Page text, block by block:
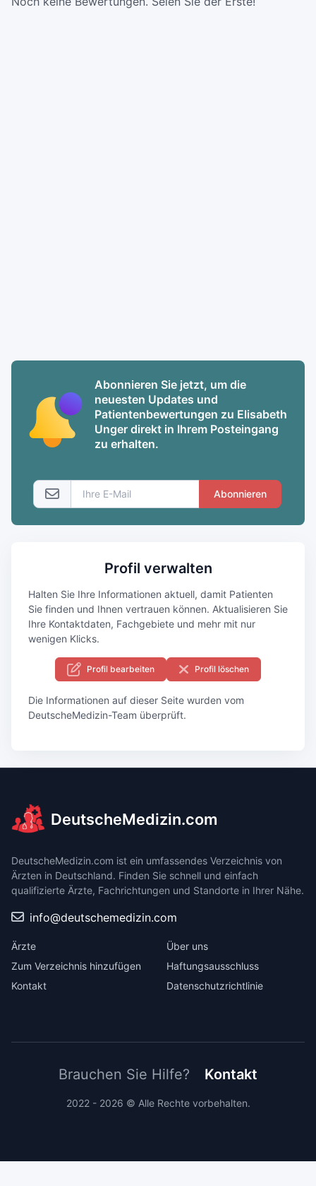
Abonnieren Sie jetzt, um die
neuesten Updates und
Patientenbewertungen zu Elisabeth
Unger direkt in Ihrem Posteingang
zu erhalten.
Abonnieren
Profil verwalten
Halten Sie Ihre Informationen aktuell, damit Patienten
Sie finden und Ihnen vertrauen können. Aktualisieren Sie
Ihre Kontaktdaten, Fachgebiete und mehr mit nur
wenigen Klicks.
Profil bearbeiten Profil löschen
Die Informationen auf dieser Seite wurden vom
DeutscheMedizin-Team überprüft.
DeutscheMedizin.com
DeutscheMedizin.com ist ein umfassendes Verzeichnis von
Ärzten in Deutschland. Finden Sie schnell und einfach
qualifizierte Ärzte, Fachrichtungen und Standorte in Ihrer Nähe.
info@deutschemedizin.com
Ärzte
Zum Verzeichnis hinzufügen
Kontakt
Über uns
Haftungsausschluss
Datenschutzrichtlinie
Brauchen Sie Hilfe? Kontakt
2022 - 2026 © Alle Rechte vorbehalten.